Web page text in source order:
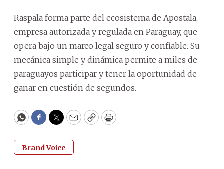
Raspala forma parte del ecosistema de Apostala,
empresa autorizada y regulada en Paraguay, que
opera bajo un marco legal seguro y confiable. Su
mecánica simple y dinámica permite a miles de
paraguayos participar y tener la oportunidad de
ganar en cuestión de segundos.
WhatsApp
Facebook
Twitter
EmailCopyPrint
Brand Voice